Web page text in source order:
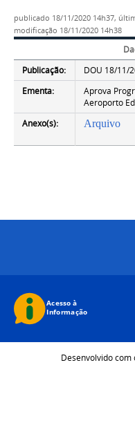
publicado 18/11/2020 14h37,
modificação 18/11/2020 14h38
Publicação:
DOU 18/11/
Ementa:
Aprova
Aeroporto
Anexo(s):
Arquivo
Desenvolvido com